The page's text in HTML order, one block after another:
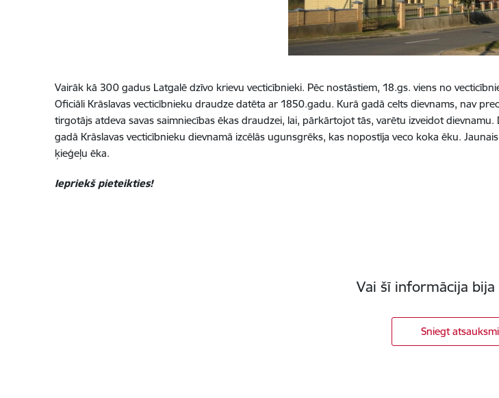
Vairāk kā 300 gadus Latgalē dzīvo krievu vecticībnieki. Pēc nostāstiem, 18.gs. viens no
Oficiāli Krāslavas vecticībnieku draudze datēta ar 1850.gadu. Kurā gadā celts dievnams, nav
tirgotājs atdeva savas saimniecības ēkas draudzei, lai, pārkārtojot tās, varētu izveidot
gadā Krāslavas vecticībnieku dievnamā izcēlās ugunsgrēks, kas nopostīja veco koka ēku.
ķieģeļu ēka.
Iepriekš pieteikties!
Vai šī informācija bija
Sniegt atsauksmi